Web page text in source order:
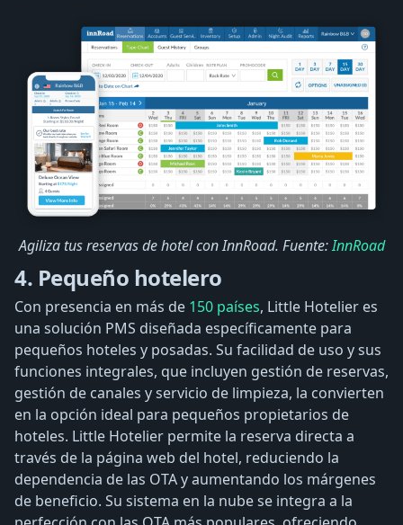
Agiliza tus reservas de hotel con InnRoad. Fuente:InnRoad
4. Pequeño hotelero
Con presencia en más de 150 países, Little Hotelier es
una solución PMS diseñada específicamente para
pequeños hoteles y posadas. Su facilidad de uso y sus
funciones integrales, que incluyen gestión de reservas,
gestión de canales y servicio de limpieza, la convierten
en la opción ideal para pequeños propietarios de
hoteles. Little Hotelier permite la reserva directa a
través de la página web del hotel, reduciendo la
dependencia de las OTA y aumentando los márgenes
de beneficio. Su sistema en la nube se integra a la